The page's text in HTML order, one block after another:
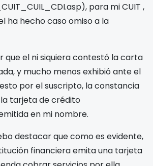
para mi CUIT ,
ha hecho caso omiso a la
que el ni siquiera contestó la carta
y mucho menos exhibió ante el
por el suscripto, la constancia
tarjeta de crédito
en mi nombre.
destacar que como es evidente,
financiera emita una tarjeta